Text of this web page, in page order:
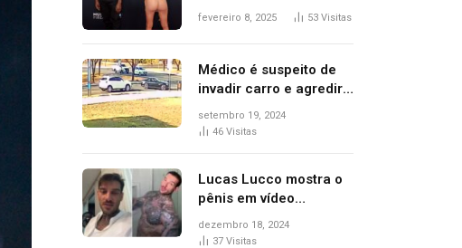
Questionamento surgiu
aparecer nua na
premiação
fevereiro 8, 2025 53 Visitas
Médico é suspeito de
invadir carro e agredir
delegado aposentado
durante confusão no
setembro 19, 2024
46 Visitas
Lucas Lucco mostra o
pênis em vídeo
tomando banho, apaga
post e diz ‘foi mal’
dezembro 18, 2024
37 Visitas